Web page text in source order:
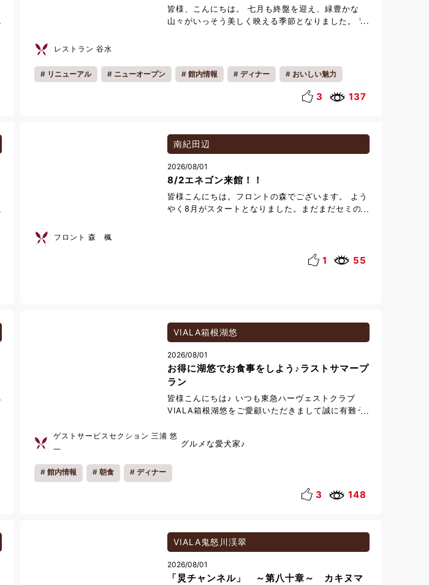
皆様、こんにちは。 七月も終盤を迎え、緑豊かな
山々がいっそう美しく映える季節となりました。 皆
おりました和食【澪里】とイタリアン【Altura】
は、両レストランの魅力を融合させ、新たに【Zui
COURSE DINING-瑞（ずい）】として皆様をお迎
ーやソファ席を新たに設け、より上質で落ち着きの
ある空間へと生まれ変わりました。 旬の恵みと有馬
ならではの地元食材を取り入れたお料理は、和食と
イタリアン、それぞれのシェフが趣向を凝らし、一
皿一皿丁寧に仕立てております。 季節を映した器や
週替わりの花々が彩りを添え、味わいはもちろん、
視覚的にも四季を感じていただけるひとときをお過
ンを陶器で味わうなど、和と洋の魅力を織り交ぜた
当店ならではのスタイルをお楽しみいただけます。
金】 ・シェフの饗宴コース Shiki(四季) 19,800
円 ・和食会席 Rokka(露花) 14,850円 ・イタリ
アンコース Seion(清音) 14,850円 ・季節重御
膳 8,800円～ ・和洋お子様料理/ハンバー
グ 3,850円 ・和洋お子様/ステーキ 5,940円
【ご予約】 ・シェフの饗宴コース Shiki(四季)
☆3日前までの要予約 ・和食会席 Rokka(露花)
☆前日まで ・イタリアンコース Seion(清音) ☆
・お子様料理 ☆前日まで
レストラン 谷水
リニューアル ニューオープン 館内情報 ディナー おいしい魅力
3 137
南紀田辺
2026/08/01
8/2エネゴン来館！！
皆様こんにちは。フロントの森でございます。 よう
やく8月がスタートとなりました。まだまだセミの
ャラクター「エネゴン」です！どうやら白浜エネル
紀の海と、エネゴンとご一緒に思い出の一枚を撮ら
せていただきます♪) 白浜エネルギーランドは
「絶対に登れない階段」や「真っ直ぐ歩けない階
段」とSNSでも取り上げられているテーマパークで
す。 今年の夏も縁日などの様々なイベントが開催
されるようです！そして8月中は毎日営業していま
す。(営業時間 10：00～16：30) 詳細はこちらを
クリック☜ ※ホテルからお車で約15分🚗 ぜひこの
ていただきたいです☀
フロント 森 楓
1 55
VIALA箱根湖悠
2026/08/01
お得に湖悠でお食事をしよう♪ラストサマープ
ラン
皆様こんにちは♪ いつも東急ハーヴェストクラブ
VIALA箱根湖悠をご愛顧いただきまして誠に有難う
をご紹介いたします。 【8/24～8/31限定 お一人様
2,000円OFF】まだまだ夏を満喫！お得にSTAY レ
ランより2000円も お得にお食事をお愉しみいただ
ける内容となります。初めて箱根湖悠のお食事をお
さい。
https://www.harvestclub.com/Un/Hotel/Hy/
ゲストサービスセクション 三浦 悠
一
グルメな愛犬家♪
館内情報 朝食 ディナー
3 148
VIALA鬼怒川渓翠
2026/08/01
「炅チャンネル」 ～第八十章～ カキヌマ